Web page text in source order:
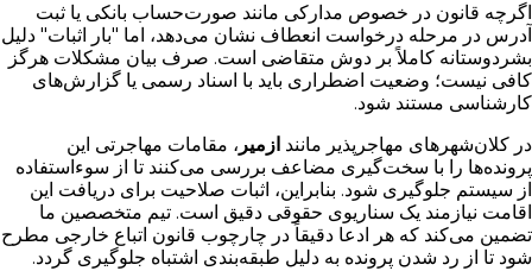
اگرچه قانون در خصوص مدارکی مانند صورت‌حساب بانکی یا ثبت
آدرس در مرحله درخواست انعطاف نشان می‌دهد، اما "بار اثبات" دلیل
بشردوستانه کاملاً بر دوش متقاضی است. صرف بیان مشکلات هرگز
کافی نیست؛ وضعیت اضطراری باید با اسناد رسمی یا گزارش‌های
کارشناسی مستند شود.
در کلان‌شهرهای مهاجرپذیر مانند ازمیر ، مقامات مهاجرتی این
پرونده‌ها را با سخت‌گیری مضاعف بررسی می‌کنند تا از سوءاستفاده
از سیستم جلوگیری شود. بنابراین، اثبات صلاحیت برای دریافت این
اقامت نیازمند یک سناریوی حقوقی دقیق است. تیم متخصصین ما
تضمین می‌کند که هر ادعا دقیقاً در چارچوب قانون اتباع خارجی مطرح
شود تا از رد شدن پرونده به دلیل طبقه‌بندی اشتباه جلوگیری گردد.